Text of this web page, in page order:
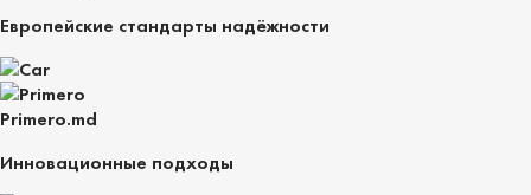
Европейские стандарты надёжности
Primero.md
Инновационные подходы